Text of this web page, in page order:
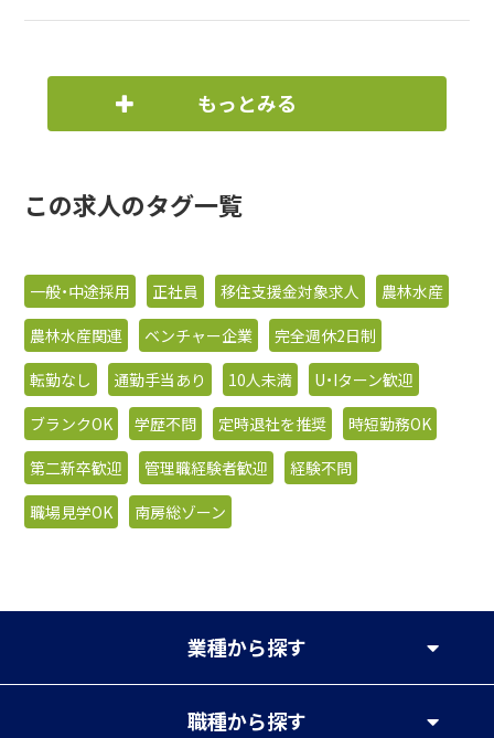
もっとみる
この求人のタグ一覧
一般・中途採用 正社員 移住支援金対象求人
農林水産
農林水産関連
ベンチャー企業
完全週休2日制
転勤なし
通勤手当あり 10人未満
U・Iターン歓迎
ブランクOK
学歴不問 定時退社を推奨
時短勤務OK
第二新卒歓迎
管理職経験者歓迎
経験不問
職場見学OK
南房総ゾーン
業種から探す
職種から探す